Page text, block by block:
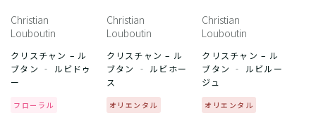
Christian
Louboutin
クリスチャン – ル
ブタン ‐ ルビドゥ
ー
フローラル
Christian
Louboutin
クリスチャン – ル
ブタン ‐ ルビホー
ス
オリエンタル
Christian
Louboutin
クリスチャン – ル
ブタン ‐ ルビルー
ジュ
オリエンタル